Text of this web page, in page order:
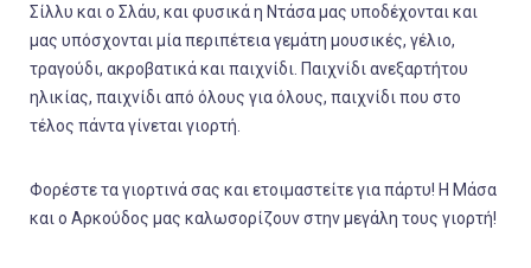
Σίλλυ και ο Σλάυ, και φυσικά η Ντάσα μας υποδέχονται και
μας υπόσχονται μία περιπέτεια γεμάτη μουσικές, γέλιο,
τραγούδι, ακροβατικά και παιχνίδι. Παιχνίδι ανεξαρτήτου
ηλικίας, παιχνίδι από όλους για όλους, παιχνίδι που στο
τέλος πάντα γίνεται γιορτή.
Φορέστε τα γιορτινά σας και ετοιμαστείτε για πάρτυ! Η Μάσα
και ο Αρκούδος μας καλωσορίζουν στην μεγάλη τους γιορτή!